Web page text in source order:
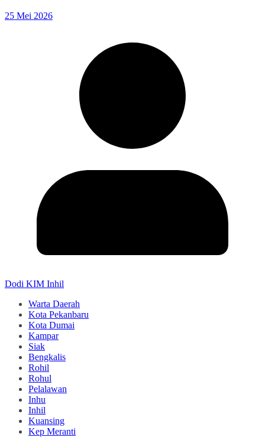
25 Mei 2026
Dodi KIM Inhil
Warta Daerah
Kota Pekanbaru
Kota Dumai
Kampar
Siak
Bengkalis
Rohil
Rohul
Pelalawan
Inhu
Inhil
Kuansing
Kep Meranti